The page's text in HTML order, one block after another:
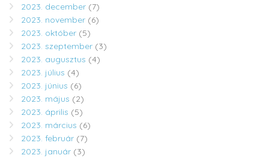
2023. december (7)
2023. november (6)
2023. október (5)
2023. szeptember (3)
2023. augusztus (4)
2023. július (4)
2023. június (6)
2023. május (2)
2023. április (5)
2023. március (6)
2023. február (7)
2023. január (3)